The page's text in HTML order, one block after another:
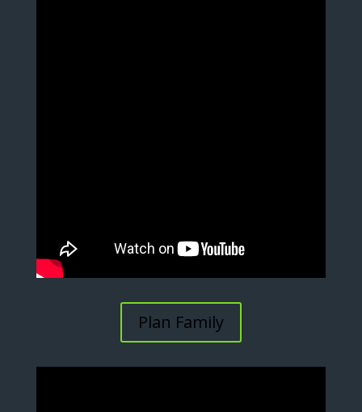
Plan Family